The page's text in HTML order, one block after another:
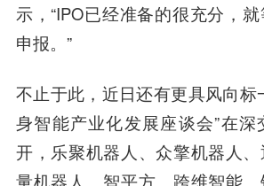
示，“IPO已经准备的很充分，
申报。”
不止于此，近日还有更具风向
身智能产业化发展座谈会”在深
开，乐聚机器人、众擎机器人
量机器人、智平方、跨维智能